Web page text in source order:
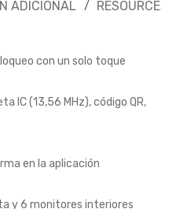
ADICIONAL RESOURCES
con un solo toque
IC (13,56 MHz), código QR,
en la aplicación
y 6 monitores interiores